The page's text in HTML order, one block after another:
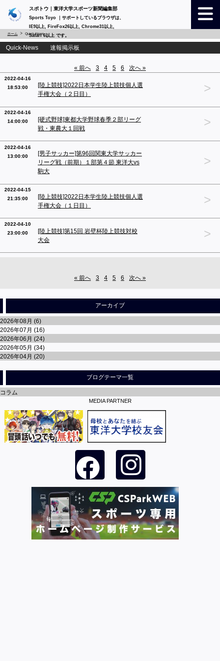
スポトウ｜東洋大学スポーツ新聞編集部
Sports Toyo ｜サポートしているブラウザは、
IE9以上, FireFox26以上, Chrome31以上,
Safari 6以上 です。
ホーム Quick-News
Quick-News 速報掲示板
« 前へ 3 4 5 6 次へ »
2022-04-16
18:53:00
[陸上競技]2022日本学生陸上競技個人選
手権大会（２日目）
>
2022-04-16
14:00:00
[硬式野球]東都大学野球春季２部リーグ
戦・東農大１回戦
>
2022-04-16
13:00:00
[男子サッカー]第96回関東大学サッカー
リーグ戦（前期）１部第４節 東洋大vs
駒大
>
2022-04-15
21:35:00
[陸上競技]2022日本学生陸上競技個人選
手権大会（１日目）
>
2022-04-10
23:00:00
[陸上競技]第15回 岩壁杯陸上競技対校
大会
>
« 前へ 3 4 5 6 次へ »
アーカイブ
2026年08月 (6)
2026年07月 (16)
2026年06月 (24)
2026年05月 (34)
2026年04月 (20)
ブログテーマ一覧
コラム
MEDIA PARTNER